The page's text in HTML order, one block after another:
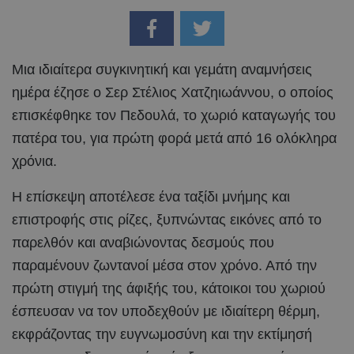
Μια ιδιαίτερα συγκινητική και γεμάτη αναμνήσεις
ημέρα έζησε ο Σερ Στέλιος Χατζηιωάννου, ο οποίος
επισκέφθηκε τον Πεδουλά, το χωριό καταγωγής του
πατέρα του, για πρώτη φορά μετά από 16 ολόκληρα
χρόνια.
Η επίσκεψη αποτέλεσε ένα ταξίδι μνήμης και
επιστροφής στις ρίζες, ξυπνώντας εικόνες από το
παρελθόν και αναβιώνοντας δεσμούς που
παραμένουν ζωντανοί μέσα στον χρόνο. Από την
πρώτη στιγμή της άφιξής του, κάτοικοι του χωριού
έσπευσαν να τον υποδεχθούν με ιδιαίτερη θέρμη,
εκφράζοντας την ευγνωμοσύνη και την εκτίμησή